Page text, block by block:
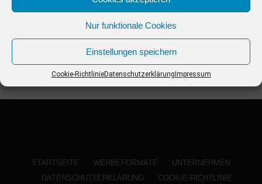
Nur funktionale Cookies
Einstellungen speichern
Cookie-RichtlinieDatenschutzerklärung Impressum
STARTSEITE WERBEFORMATE
UNTERNEHMEN
DATENSCHUTZERKLÄRUNG
COOKIE-RICHTLINIE